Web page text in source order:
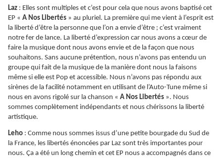
Laz : Elles sont multiples et c’est pour cela que nous avons baptisé cet
EP « A Nos Libertés » au pluriel. La première qui me vient à l’esprit est
la liberté d’être la personne que l’on a envie d’être ; c’est vraiment
notre fer de lance. La liberté d’expression car nous avons a cœur de
faire la musique dont nous avons envie et de la façon que nous
souhaitons. Sans aucune prétention, nous n’avons pas entendu un
groupe qui fait de la musique de la manière dont nous la faisons
même si elle est Pop et accessible. Nous n’avons pas répondu aux
sirènes de la facilité notamment en utilisant de l’Auto-Tune même si
nous en avons rigolé sur la chanson « A Nos Libertés ». Nous
sommes complètement indépendants et nous chérissons la liberté
artistique.
Leho : Comme nous sommes issus d’une petite bourgade du Sud de
la France, les libertés énoncées par Laz sont très importantes pour
nous. Ça a été un long chemin et cet EP nous a accompagnés dans ce